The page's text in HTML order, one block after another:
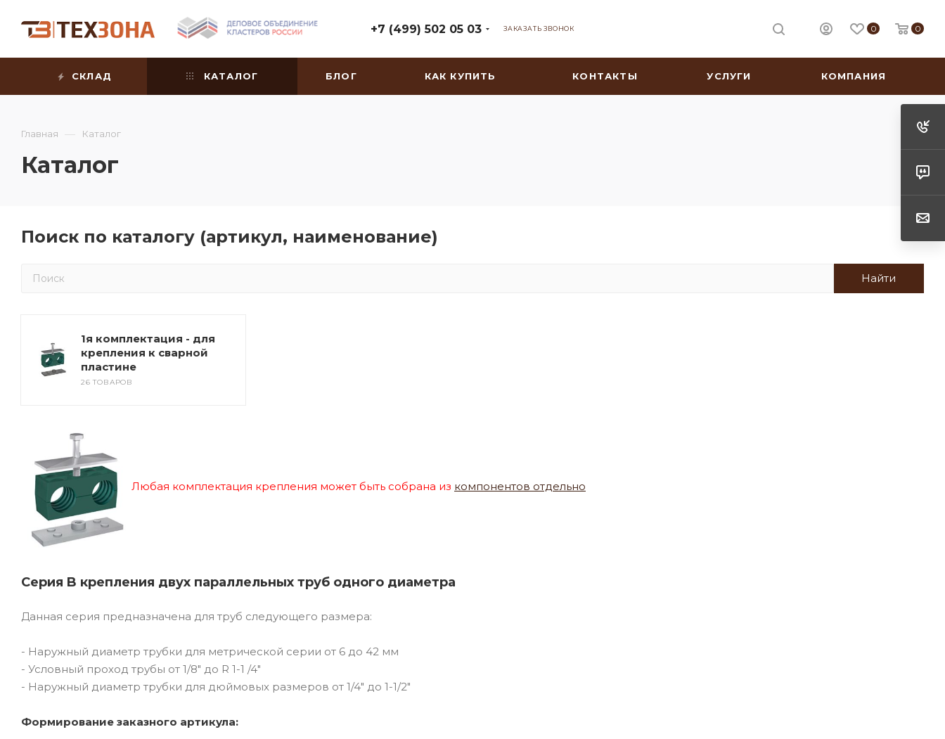
+7 (499) 502 05 03 ЗАКАЗАТЬ ЗВОНОК 0 0
СКЛАД КАТАЛОГ БЛОГ КАК КУПИТЬ КОНТАКТЫ УСЛУГИ КОМПАНИЯ
Главная — Каталог
Каталог
Поиск по каталогу (артикул, наименование)
1я комплектация - для
крепления к сварной
пластине
26 ТОВАРОВ
Любая комплектация крепления может быть собрана из компонентов отдельно
Серия B крепления двух параллельных труб одного диаметра
Данная серия предназначена для труб следующего размера:
- Наружный диаметр трубки для метрической серии от 6 до 42 мм
- Условный проход трубы от 1/8" до R 1-1 /4"
- Наружный диаметр трубки для дюймовых размеров от 1/4" до 1-1/2"
Формирование заказного артикула: